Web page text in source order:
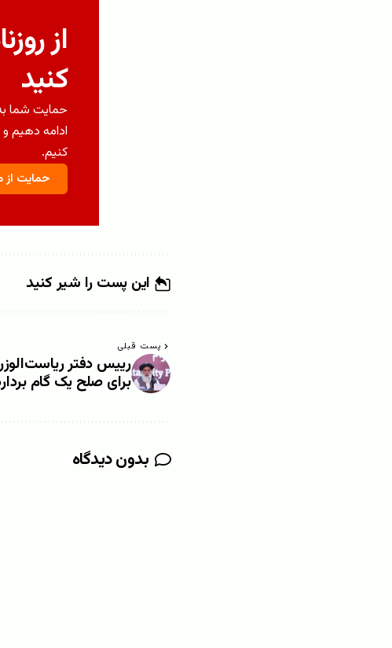
از
کنید
حمایت شما
ادامه دهیم
کنیم.
حمایت از
این پست را شیر کنید
پست قبلی
رییس دفتر
برای صلح یک گام
بدون دیدگاه